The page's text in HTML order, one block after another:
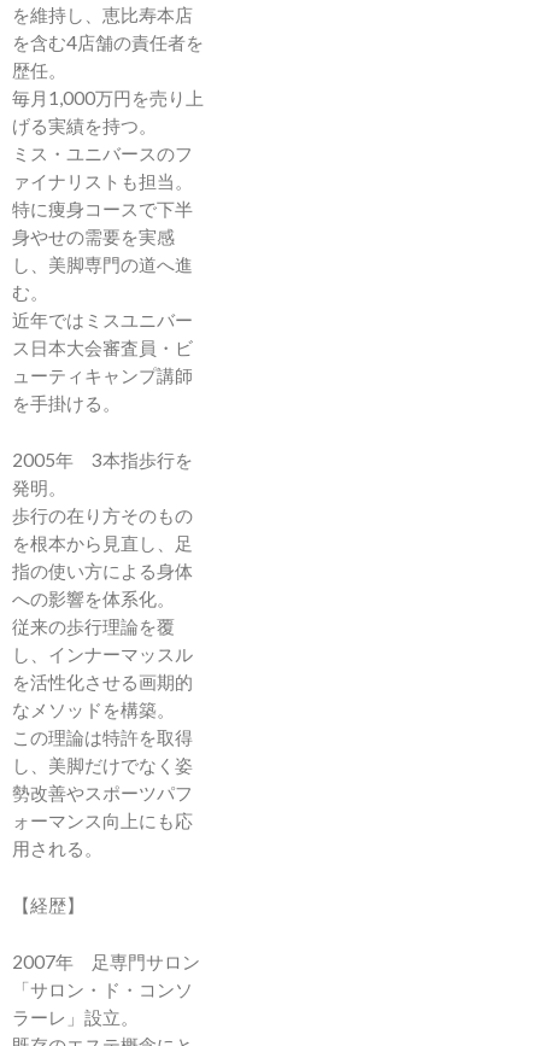
を維持し、恵比寿本店
を含む4店舗の責任者を
歴任。
毎月1,000万円を売り上
げる実績を持つ。
ミス・ユニバースのフ
ァイナリストも担当。
特に痩身コースで下半
身やせの需要を実感
し、美脚専門の道へ進
む。
近年ではミスユニバー
ス日本大会審査員・ビ
ューティキャンプ講師
を手掛ける。
2005年 3本指歩行を
発明。
歩行の在り方そのもの
を根本から見直し、足
指の使い方による身体
への影響を体系化。
従来の歩行理論を覆
し、インナーマッスル
を活性化させる画期的
なメソッドを構築。
この理論は特許を取得
し、美脚だけでなく姿
勢改善やスポーツパフ
ォーマンス向上にも応
用される。
【経歴】
2007年 足専門サロン
「サロン・ド・コンソ
ラーレ」設立。